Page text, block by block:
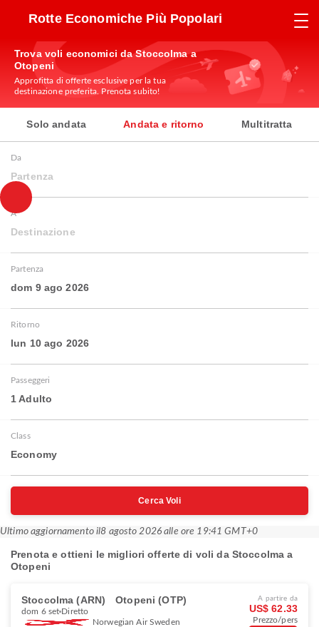
Rotte Economiche Più Popolari
Trova voli economici da Stoccolma a
Otopeni
Approfitta di offerte esclusive per la tua
destinazione preferita. Prenota subito!
Solo andata Andata e ritorno Multitratta
Da
Partenza
A
Destinazione
Partenza
dom 9 ago 2026
Ritorno
lun 10 ago 2026
Passeggeri
1 Adulto
Class
Economy
Cerca Voli
Ultimo aggiornamento il8 agosto 2026 alle ore 19:41 GMT+0
Prenota e ottieni le migliori offerte di voli da Stoccolma a
Otopeni
Stoccolma (ARN) Otopeni (OTP)
dom 6 set Diretto
Norwegian Air Sweden
A partire da
US$ 62.33
Prezzo/pers